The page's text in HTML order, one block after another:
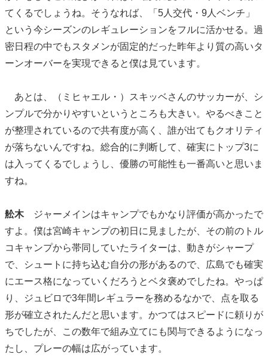
てくるでしょうね。そうなれば、「5人交代・9人ベンチ」
という今シーズンのレギュレーションをフルに活かせる。過
密日程の中でもスタメンが固定的だった昨年より質の高いタ
ーンオーバーを実現できると僕は見ています。
あとは、（ミヒャエル・）スキッベさんのサッカーが、シ
ンプルで分かりやすいというところも大きい。やるべきこと
が整理されているので共有度が高く、誰が出てもクオリティ
が落ちないんですね。総合的に判断して、確実にトップ3に
は入ってくるでしょうし、優勝の可能性も一番高いと思いま
すね。
舩木ジャーメインはキャンプでもかなり評価が高かったで
すよ。僕は宮崎キャンプの初日に見ましたが、その前のトル
コキャンプから帯同していたライターは、動きがシャープ
で、シュートに持ち込む自分の形があるので、広島でも確実
にエース格になっていくだろうとベタ褒めでしたね。やっぱ
り、ジュビロで3年間レギュラーを務めるなかで、点を取る
形が確立されたんだと思います。かつてはスピードに頼りが
ちでしたが、この数年で組み立てにも関与できるようになっ
たし、プレーの幅は広がっています。